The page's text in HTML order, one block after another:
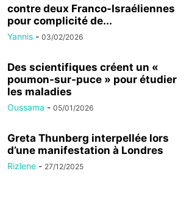
contre deux Franco-Israéliennes
pour complicité de...
Yannis - 03/02/2026
Des scientifiques créent un «
poumon-sur-puce » pour étudier
les maladies
Oussama - 05/01/2026
Greta Thunberg interpellée lors
d’une manifestation à Londres
Rizlene - 27/12/2025